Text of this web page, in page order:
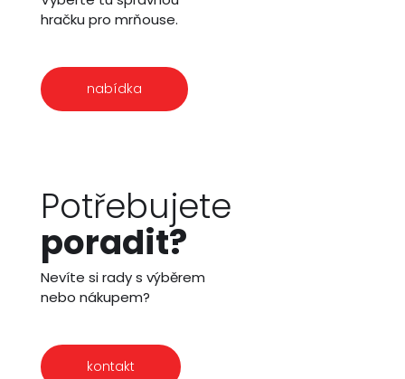
hračku pro mrňouse.
nabídka
Potřebujete
poradit?
Nevíte si rady s výběrem
nebo nákupem?
kontakt